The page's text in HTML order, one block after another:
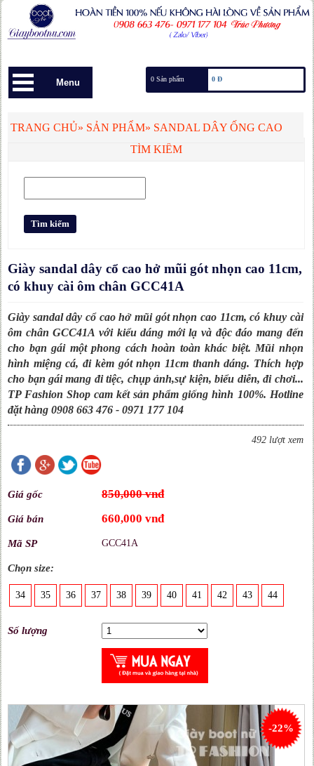
TÌM KIẾM
Giày sandal dây cổ cao hở mũi gót nhọn cao 11cm,
có khuy cài ôm chân GCC41A
Giày sandal dây cổ cao hở mũi gót nhọn cao 11cm, có khuy cài
ôm chân GCC41A với kiểu dáng mới lạ và độc đáo mang đến
cho bạn gái một phong cách hoàn toàn khác biệt. Mũi nhọn
hình miệng cá, đi kèm gót nhọn 11cm thanh dáng. Thích hợp
cho bạn gái mang đi tiệc, chụp ảnh,sự kiện, biểu diễn, đi chơi...
TP Fashion Shop cam kết sản phẩm giống hình 100%. Hotline
đặt hàng 0908 663 476 - 0971 177 104
492 lượt xem
Giá gốc 850,000 vnđ
Giá bán 660,000 vnđ
Mã SP GCC41A
Chọn size:
34 35 36 37 38 39 40 41 42 43 44
Số lượng
-22%
TRANG CHỦ» SẢN PHẨM» SANDAL DÂY ỐNG CAO
0 Sản phẩm 0 Đ
Menu